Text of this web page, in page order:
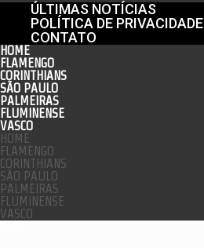
ÚLTIMAS NOTÍCIAS
POLÍTICA DE PRIVACIDADE
CONTATO
HOME
FLAMENGO
CORINTHIANS
SÃO PAULO
PALMEIRAS
FLUMINENSE
VASCO
HOME
FLAMENGO
CORINTHIANS
SÃO PAULO
PALMEIRAS
FLUMINENSE
VASCO